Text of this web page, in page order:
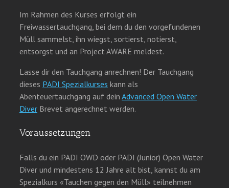
Im Rahmen des Kurses erfolgt ein
Freiwassertauchgang, bei dem du den vorgefundenen
Müll sammelst, ihn wiegst, sortierst, notierst,
entsorgst und an Project AWARE meldest.
Lasse dir den Tauchgang anrechnen! Der Tauchgang
dieses PADI Spezialkurses kann als
Abenteuertauchgang auf dein Advanced Open Water
Diver Brevet angerechnet werden.
Voraussetzungen
Falls du ein PADI OWD oder PADI (Junior) Open Water
Diver und mindestens 12 Jahre alt bist, kannst du am
Spezialkurs «Tauchen gegen den Müll» teilnehmen